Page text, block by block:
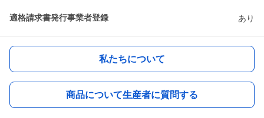
適格請求書発行事業者登録 あり
私たちについて
商品について生産者に質問する